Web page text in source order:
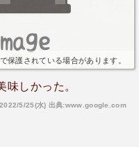
保護されている場合があります。
味しかった。
2022/5/25(水) 出典:www.google.com